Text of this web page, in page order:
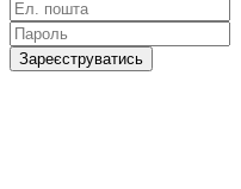
Зареєструватись